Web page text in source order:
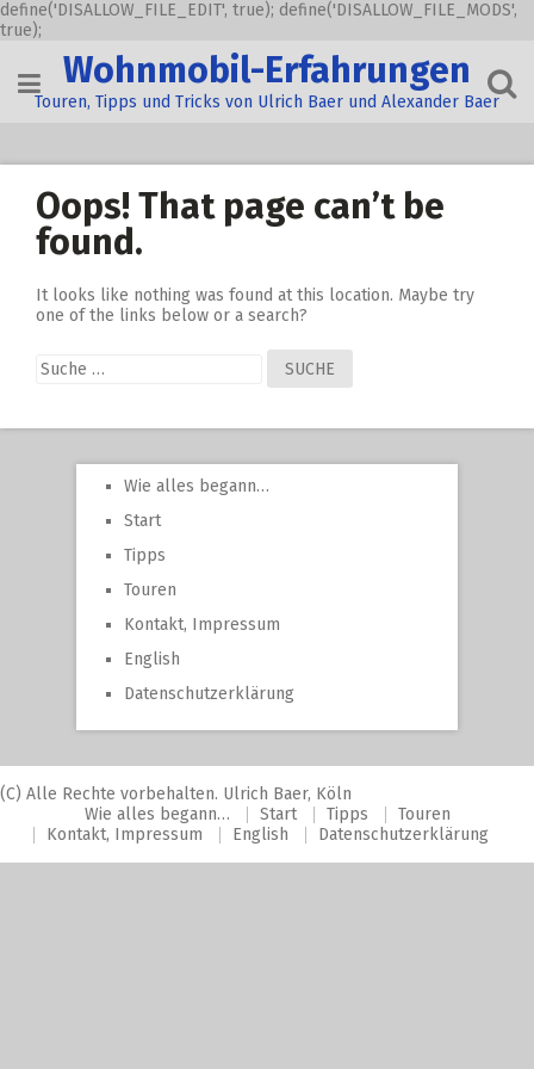
define('DISALLOW_FILE_EDIT', true); define('DISALLOW_FILE_MODS',
true);
content
Wohnmobil-Erfahrungen
Touren, Tipps und Tricks von Ulrich Baer und Alexander Baer
Oops! That page can’t be
found.
It looks like nothing was found at this location. Maybe try
one of the links below or a search?
Suche
nach:
Wie alles begann…
Start
Tipps
Touren
Kontakt, Impressum
English
Datenschutzerklärung
(C) Alle Rechte vorbehalten. Ulrich Baer, Köln
Wie alles begann…
Start Tipps
Touren
Kontakt, Impressum
English Datenschutzerklärung